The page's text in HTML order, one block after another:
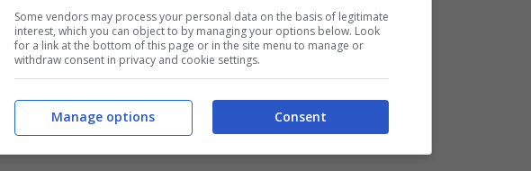
in tanti a credere che lagestione di Vlahovice
difficile da risolvere.
Some vendors may process your personal data on the basis of legitimate
interest, which you can object to by managing your options below. Look
for a link at the bottom of this page or in the site menu to manage or
withdraw consent in privacy and cookie settings.
Consent
Manage options